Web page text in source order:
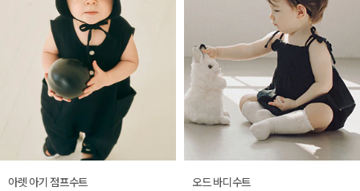
아렛 아기 점프수트 오드 바디수트